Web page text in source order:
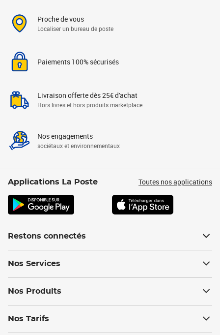
Proche de vous
Localiser un bureau de poste
Paiements 100% sécurisés
Livraison offerte dès 25€ d'achat
Hors livres et hors produits marketplace
Nos engagements
sociétaux et environnementaux
Applications La Poste Toutes nos applications
Restons connectés
Nos Services
Nos Produits
Nos Tarifs